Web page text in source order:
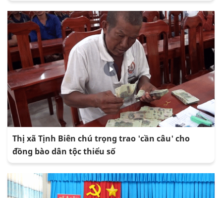
Thị xã Tịnh Biên chú trọng trao 'cần câu' cho
đồng bào dân tộc thiểu số